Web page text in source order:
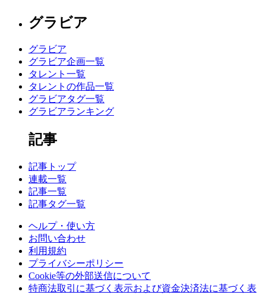
グラビア
グラビア
グラビア企画一覧
タレント一覧
タレントの作品一覧
グラビアタグ一覧
グラビアランキング
記事
記事トップ
連載一覧
記事一覧
記事タグ一覧
ヘルプ・使い方
お問い合わせ
利用規約
プライバシーポリシー
Cookie等の外部送信について
特商法取引に基づく表示および資金決済法に基づく表